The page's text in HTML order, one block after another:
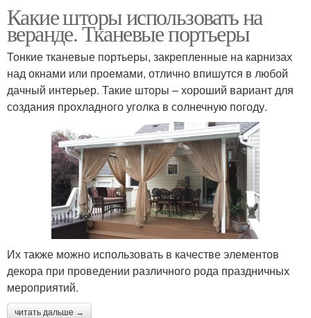
Какие шторы использовать на
веранде. Тканевые портьеры
Тонкие тканевые портьеры, закрепленные на карнизах
над окнами или проемами, отлично впишутся в любой
дачный интерьер. Такие шторы – хороший вариант для
создания прохладного уголка в солнечную погоду.
Их также можно использовать в качестве элементов
декора при проведении различного рода праздничных
мероприятий.
читать дальше →